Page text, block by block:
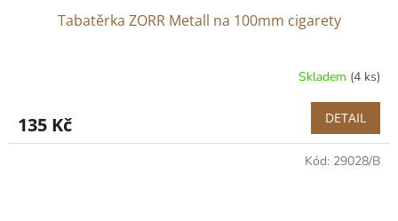
Tabatěrka ZORR Metall na 100mm cigarety
Skladem (4 ks)
135 Kč DETAIL
Kód: 29028/B